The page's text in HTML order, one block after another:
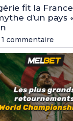
fit la
d’un pays
1 commentaire